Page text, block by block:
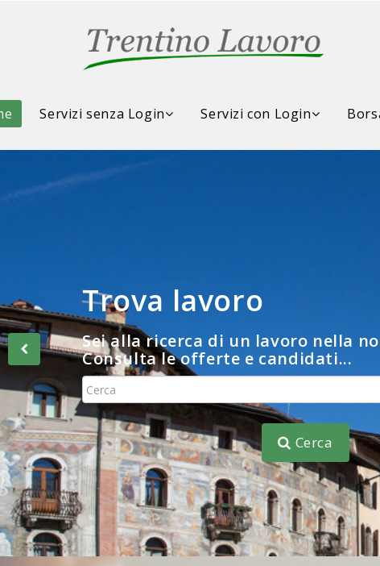
Servizi senza Login Servizi con Login
Trova lavoro
Sei alla ricerca di un lavoro nella
Consulta le offerte e candidati...
Cerca
Consulta la Borsa
Consulta